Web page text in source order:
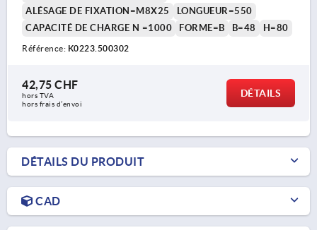
ALÉSAGE DE FIXATION=M8X25
LONGUEUR=550
CAPACITÉ DE CHARGE N =1000
FORME=B B=48 H=80
Référence: K0223.500302
42,75 CHF
hors TVA
hors frais d’envoi
DÉTAILS
DÉTAILS DU PRODUIT
CAD